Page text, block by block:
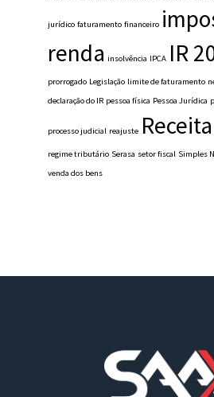
jurídico faturamento financeiro
renda insolvência IPCA IR
prorrogado Legislação limite de faturamento
declaração do IR pessoa física Pessoa Jurídica
processo judicial reajuste
regime tributário Serasa setor fiscal Simples
venda dos bens